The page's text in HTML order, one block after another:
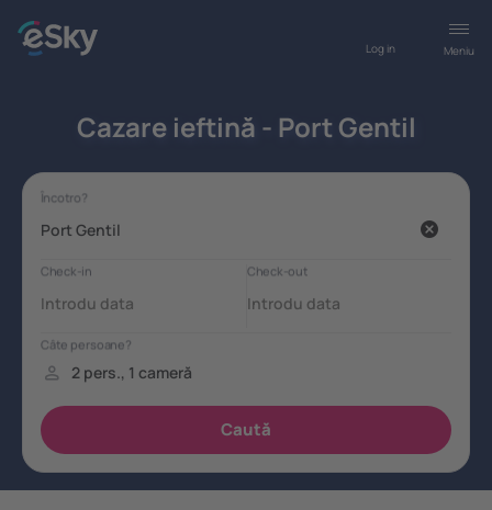
Meniu
Log in
Cazare ieftină - Port Gentil